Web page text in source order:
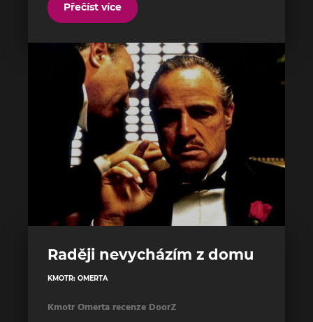
Přečíst více
Raději nevycházím z domu
KMOTR: OMERTA
Kmotr Omerta recenze DoorZ